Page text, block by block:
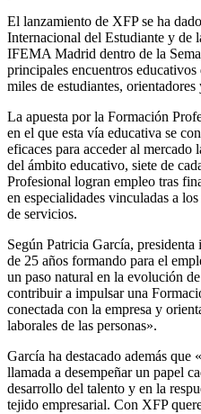
El lanzamiento de XFP se ha
Internacional del Estudiante y de
IFEMA Madrid dentro de la
principales encuentros educativos
miles de estudiantes,
La apuesta por la Formación
en el que esta vía educativa se
eficaces para acceder al mercado
del ámbito educativo, siete de
Profesional logran empleo tras
en especialidades vinculadas a
de servicios.
Según Patricia García,
de 25 años formando para el
un paso natural en la evolución
contribuir a impulsar una
conectada con la empresa y
laborales de las personas».
García ha destacado además que
llamada a desempeñar un papel
desarrollo del talento y en la
tejido empresarial. Con XFP